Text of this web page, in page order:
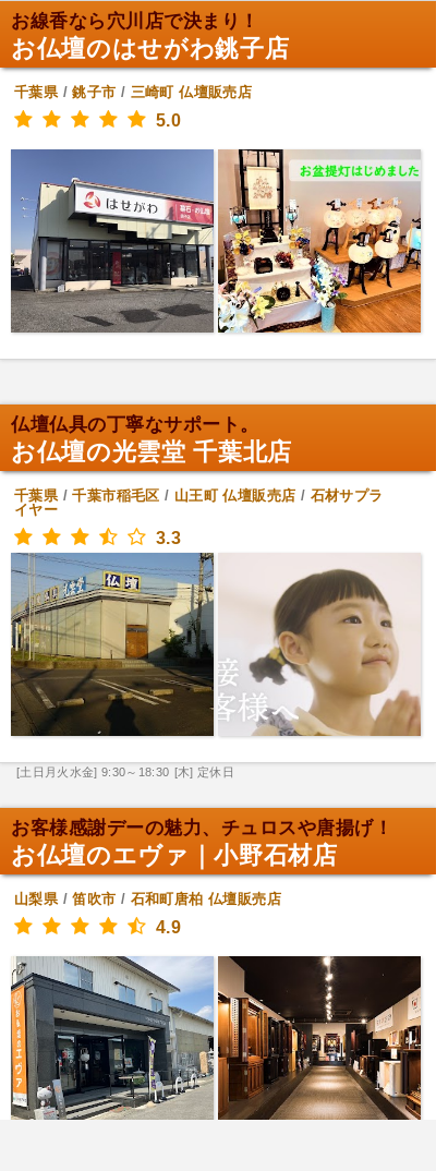
お線香なら穴川店で決まり！
お仏壇のはせがわ銚子店
千葉県/銚子市 / 三崎町 仏壇販売店
5.0
仏壇仏具の丁寧なサポート。
お仏壇の光雲堂 千葉北店
千葉県/千葉市稲毛区 / 山王町 仏壇販売店 / 石材サプラ
イヤー
3.3
[土日月火水金] 9:30～18:30 [木] 定休日
お客様感謝デーの魅力、チュロスや唐揚げ！
お仏壇のエヴァ｜小野石材店
山梨県/笛吹市 / 石和町唐柏 仏壇販売店
4.9